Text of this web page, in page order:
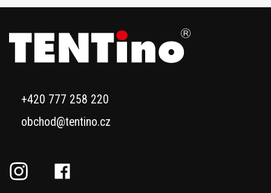
+420 777 258 220
obchod@tentino.cz